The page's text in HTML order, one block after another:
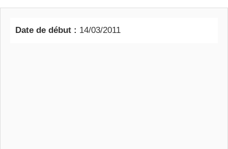
Date de début : 14/03/2011